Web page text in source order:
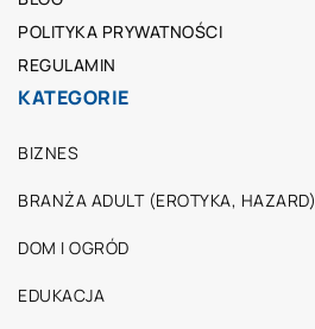
POLITYKA PRYWATNOŚCI
REGULAMIN
KATEGORIE
BIZNES
BRANŻA ADULT (EROTYKA, HAZARD)
DOM I OGRÓD
EDUKACJA